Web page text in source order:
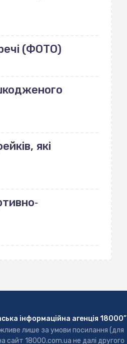
(ФОТО)
які
інформаційна агенція 18000”
лише за умови посилання (для
сайт 18000.com.ua не далі другого